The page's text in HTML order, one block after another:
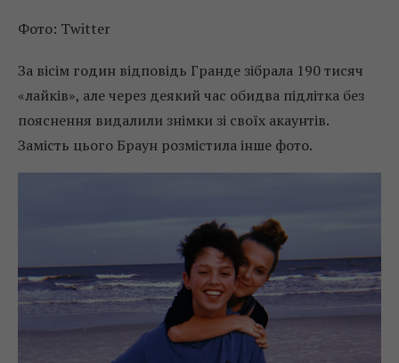
Фото: Twitter
За вісім годин відповідь Гранде зібрала 190 тисяч
«лайків», але через деякий час обидва підлітка без
пояснення видалили знімки зі своїх акаунтів.
Замість цього Браун розмістила інше фото.